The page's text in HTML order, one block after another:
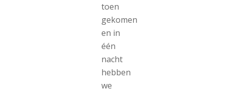
toen
gekomen
en in
één
nacht
hebben
we